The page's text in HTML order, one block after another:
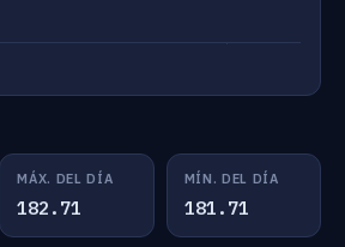
MÁX. DEL DÍA
182.71
MÍN. DEL DÍA
181.71